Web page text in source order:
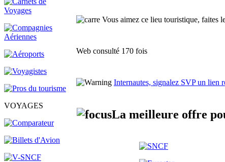
VOYAGES
Vous aimez ce lieu touristique, faites
Web consulté 170 fois
Internautes, signalez SVP un lien
La meilleure offre